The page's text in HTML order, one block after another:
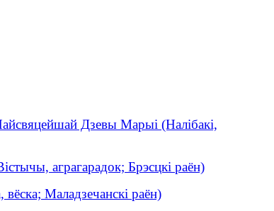
Дзевы Марыі (Налібакі,
аграгарадок; Брэсцкі раён)
Маладзечанскі раён)